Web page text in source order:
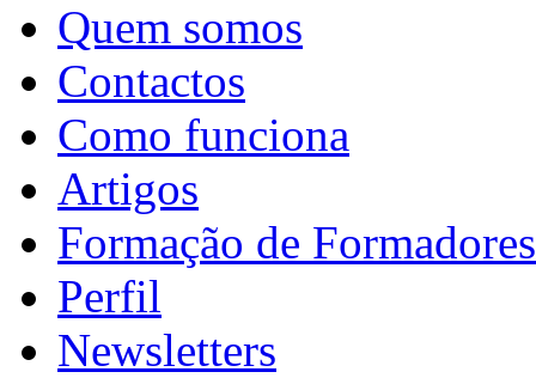
Quem somos
Contactos
Como funciona
Artigos
Formação de Formadores
Perfil
Newsletters